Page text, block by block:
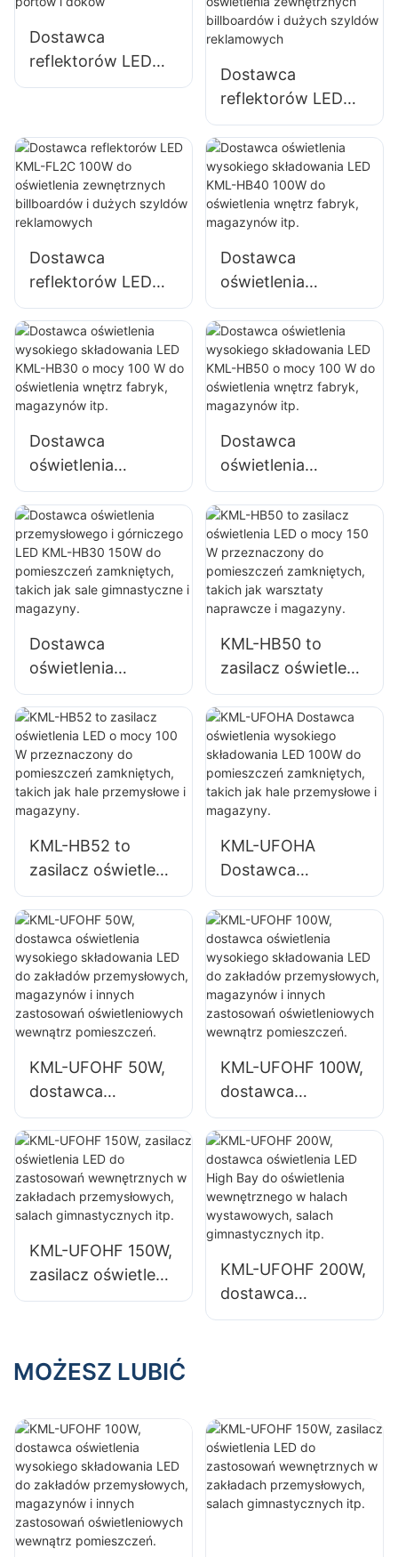
przemysłowych,
billboardów i
dużych szyldów
Dostawca
reflektorów LED
KML-FL05 300W,
i doków
Dostawca
reflektorów LED
KML-FL2C 50W do
oświetlenia
zewnętrznych
billboardów i
dużych szyldów
Dostawca
reflektorów LED
KML-FL2C 100W
do oświetlenia
zewnętrznych
billboardów i
dużych szyldów
Dostawca
oświetlenia
wysokiego
składowania LED
KML-HB40 100W
do oświetlenia
wnętrz fabryk,
Dostawca
oświetlenia
wysokiego
składowania LED
KML-HB30 o mocy
100 W do
oświetlenia wnętrz
fabryk,
magazynów itp.
Dostawca
oświetlenia
wysokiego
składowania LED
KML-HB50 o mocy
100 W do
oświetlenia wnętrz
fabryk,
magazynów itp.
Dostawca
oświetlenia
przemysłowego i
górniczego LED
KML-HB30 150W
do pomieszczeń
zamkniętych,
takich jak sale
gimnastyczne i
magazyny.
KML-HB50 to
zasilacz oświetlenia
LED o mocy 150 W
przeznaczony do
pomieszczeń
zamkniętych,
takich jak
warsztaty
naprawcze i
magazyny.
KML-HB52 to
zasilacz oświetlenia
LED o mocy 100 W
przeznaczony do
pomieszczeń
zamkniętych,
takich jak hale
przemysłowe i
magazyny.
KML-UFOHA
Dostawca
oświetlenia
wysokiego
składowania LED
100W do
pomieszczeń
zamkniętych,
takich jak hale
przemysłowe i
magazyny.
KML-UFOHF 50W,
dostawca
oświetlenia
wysokiego
składowania LED
do zakładów
przemysłowych,
innych zastosowań
oświetleniowych
wewnątrz
KML-UFOHF 100W,
dostawca
oświetlenia
wysokiego
składowania LED
do zakładów
przemysłowych,
magazynów i
innych zastosowań
oświetleniowych
KML-UFOHF 150W,
zasilacz oświetlenia
LED do
zakładach
salach
gimnastycznych
itp.
KML-UFOHF 200W,
dostawca
oświetlenia LED
halach
wystawowych,
salach
gimnastycznych
itp.
MOŻESZ LUBIĆ